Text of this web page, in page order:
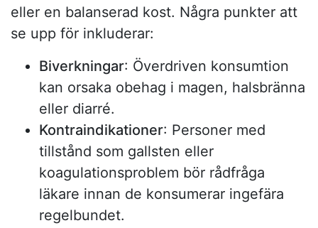
eller en balanserad kost. Några punkter att
se upp för inkluderar:
Biverkningar: Överdriven konsumtion
kan orsaka obehag i magen, halsbränna
eller diarré.
Kontraindikationer: Personer med
tillstånd som gallsten eller
koagulationsproblem bör rådfråga
läkare innan de konsumerar ingefära
regelbundet.